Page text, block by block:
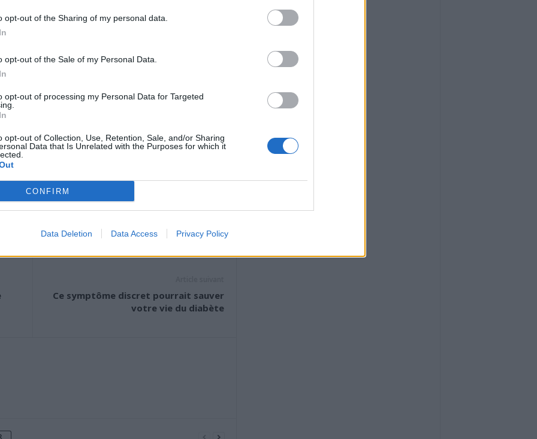
opt-out of the Sharing of my personal data.
opt-out of the Sale of my Personal Data.
opt-out of processing my Personal Data for Targeted
opt-out of Collection, Use, Retention, Sale, and/or Sharing
Data that Is Unrelated with the Purposes for which it
CONFIRM
Data Deletion Data Access Privacy Policy
précise que tout le monde peut donner, quel que soit
n’est nécessaire, il n’existe pas de carte de donneur.
ses proches, qui sont consultés avant tout prélèvement.
simple pour chacun : « Mes proches connaissent-ils ma
organes, permettant 6 148 greffes. À l’inverse, 966
transplantation. Ces chiffres montrent l’importance
Ce symptôme discret pourrait sauver
votre vie du diabète